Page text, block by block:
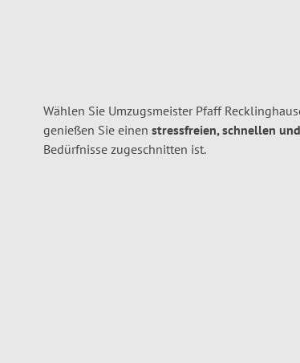
Wählen Sie Umzugsmeister Pfaff
genießen Sie einen stressfreien, schnellen
Bedürfnisse zugeschnitten ist.